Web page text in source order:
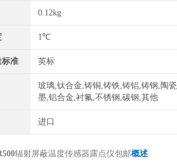
0.12kg
1℃
标准 英标
玻璃,钛合金,铸铜,铸铁,铸铝,铸钢,陶
墨,铝合金,衬氟,不锈钢,碳钢,其他
进口
辐射屏蔽温度传感器露点仪包邮概述